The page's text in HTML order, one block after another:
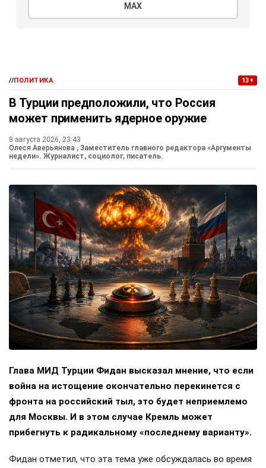
МАХ
//ПОЛИТИКА 13+
В Турции предположили, что Россия
может применить ядерное оружие
8 августа 2026, 23:43
Олеся Аверьянова , Заместитель главного редактора «Аргументы
недели». Журналист, социолог, писатель.
Глава МИД Турции Фидан высказал мнение, что если
война на истощение окончательно перекинется с
фронта на российский тыл, это будет неприемлемо
для Москвы. И в этом случае Кремль может
прибегнуть к радикальному «последнему варианту».
Фидан отметил, что эта тема уже обсуждалась во время